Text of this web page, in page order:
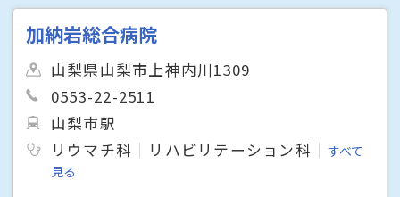
加納岩総合病院
山梨県山梨市上神内川1309
0553-22-2511
山梨市駅
リウマチ科
リハビリテーション科
すべて
見る